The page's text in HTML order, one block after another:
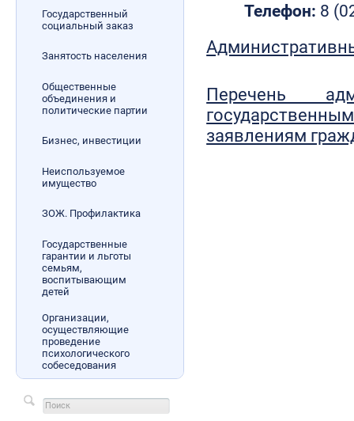
Государственный
социальный заказ
Занятость населения
Общественные
объединения и
политические партии
Бизнес, инвестиции
Неиспользуемое
имущество
ЗОЖ. Профилактика
Государственные
гарантии и льготы
семьям,
воспитывающим
детей
Организации,
осуществляющие
проведение
психологического
собеседования
Телефон: 8
Перечень
заявлениям